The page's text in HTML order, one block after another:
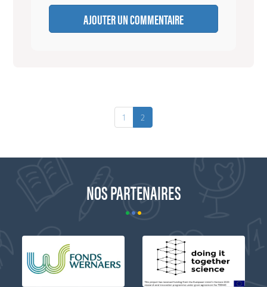
AJOUTER UN COMMENTAIRE
1 2
NOS PARTENAIRES